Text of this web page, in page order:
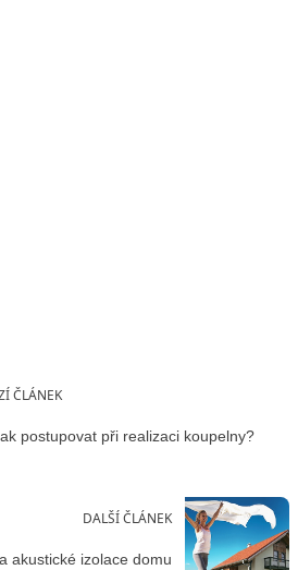
ČLÁNEK
postupovat při realizaci koupelny?
DALŠÍ ČLÁNEK
akustické izolace domu